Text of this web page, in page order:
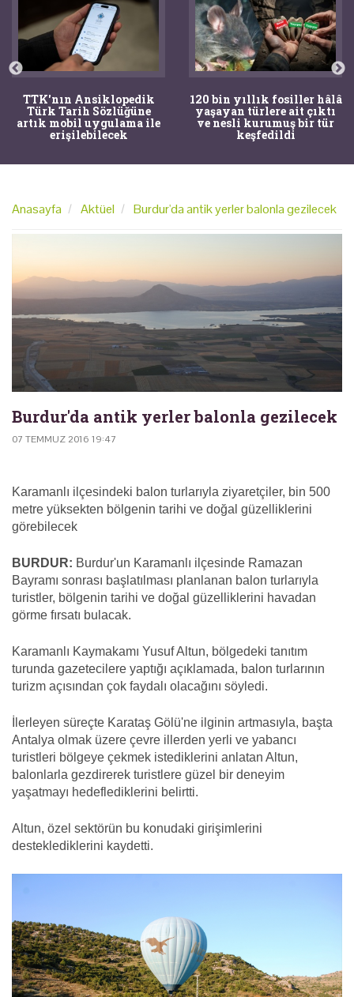
TTK'nın Ansiklopedik
Türk Tarih Sözlüğüne
artık mobil uygulama ile
erişilebilecek
120 bin yıllık fosiller hâlâ
yaşayan türlere ait çıktı
ve nesli kurumuş bir tür
keşfedildi
Anasayfa Aktüel Burdur'da antik yerler balonla gezilecek
Burdur'da antik yerler balonla gezilecek
07 TEMMUZ 2016 19:47
Karamanlı ilçesindeki balon turlarıyla ziyaretçiler, bin 500
metre yüksekten bölgenin tarihi ve doğal güzelliklerini
görebilecek
BURDUR: Burdur'un Karamanlı ilçesinde Ramazan
Bayramı sonrası başlatılması planlanan balon turlarıyla
turistler, bölgenin tarihi ve doğal güzelliklerini havadan
görme fırsatı bulacak.
Karamanlı Kaymakamı Yusuf Altun, bölgedeki tanıtım
turunda gazetecilere yaptığı açıklamada, balon turlarının
turizm açısından çok faydalı olacağını söyledi.
İlerleyen süreçte Karataş Gölü'ne ilginin artmasıyla, başta
Antalya olmak üzere çevre illerden yerli ve yabancı
turistleri bölgeye çekmek istediklerini anlatan Altun,
balonlarla gezdirerek turistlere güzel bir deneyim
yaşatmayı hedeflediklerini belirtti.
Altun, özel sektörün bu konudaki girişimlerini
desteklediklerini kaydetti.